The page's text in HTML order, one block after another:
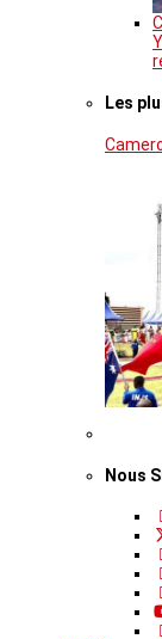
Les
Nous